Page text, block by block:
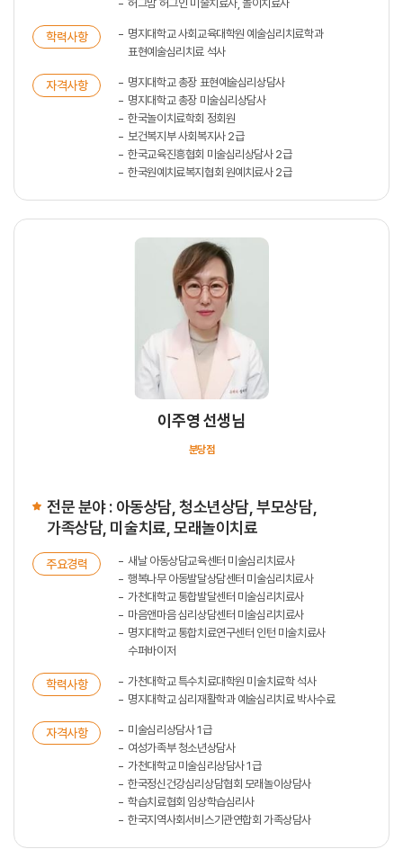
허그맘 허그인 미술치료사, 놀이치료사
학력사항
명지대학교 사회교육대학원 예술심리치료학과
표현예술심리치료 석사
자격사항
명지대학교 총장 표현예술심리상담사
명지대학교 총장 미술심리상담사
한국놀이치료학회 정회원
보건복지부 사회복지사 2급
한국교육진흥협회 미술심리상담사 2급
한국원예치료복지협회 원예치료사 2급
이주영 선생님
분당점
전문 분야 : 아동상담, 청소년상담, 부모상담,
가족상담, 미술치료, 모래놀이치료
주요경력
새날 아동상담교육센터 미술심리치료사
행복나무 아동발달상담센터 미술심리치료사
가천대학교 통합발달센터 미술심리치료사
마음앤마음 심리상담센터 미술심리치료사
명지대학교 통합치료연구센터 인턴 미술치료사
수퍼바이저
학력사항
가천대학교 특수치료대학원 미술치료학 석사
명지대학교 심리재활학과 예술심리치료 박사수료
자격사항
미술심리상담사 1급
여성가족부 청소년상담사
가천대학교 미술심리상담사 1급
한국정신건강심리상담협회 모래놀이상담사
학습치료협회 임상학습심리사
한국지역사회서비스기관연합회 가족상담사